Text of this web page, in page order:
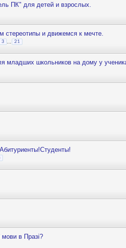
ПК" для детей и взрослых.
и движемся к мечте.
3 21
младших школьников на дому у
мови в Празі?